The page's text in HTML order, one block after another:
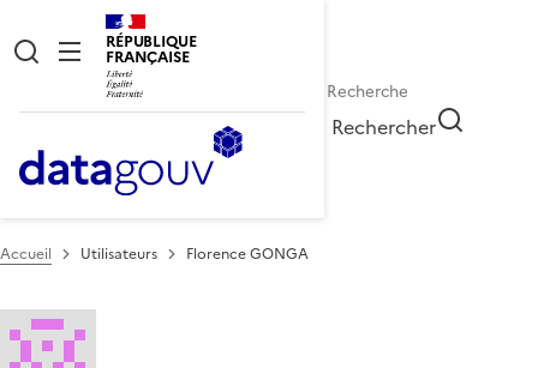
RÉPUBLIQUE
FRANÇAISE
Rechercher
Accueil Utilisateurs Florence GONGA